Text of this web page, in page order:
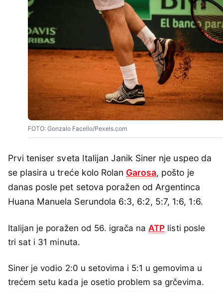
FOTO: Gonzalo Facello/Pexels.com
Prvi teniser sveta Italijan Janik Siner nje uspeo da
se plasira u treće kolo Rolan Garosa, pošto je
danas posle pet setova poražen od Argentinca
Huana Manuela Serundola 6:3, 6:2, 5:7, 1:6, 1:6.
Italijan je poražen od 56. igrača naATP listi posle
tri sat i 31 minuta.
Siner je vodio 2:0 u setovima i 5:1 u gemovima u
trećem setu kada je osetio problem sa grčevima.